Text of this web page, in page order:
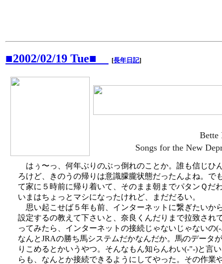
■2002/02/19 Tue■ [長年日記]
Bette
Songs for the New
はぅ〜っ、何年ぶりのぶっ倒れのことか。誰も信じひ
ろけど、きのうの帰りは意識朦朧状態だったんよね。で
て家に５時前に帰り着いて、そのまま朝までパタンＱだ
いまはちょっとマシになったけれど、まだだるい。
思い起こせば５年も前、インターネットに繋ぎたいか
設定するの教えて下さいと、奈良くんだりまで拉致され
ってみたら、インターネットの接続じゃないじゃない
なんとJRAの勝ち馬システムだかなんだか。馬のデータ
りこめるとかいうやつ。そんなもん知らんわい(-"-)と言
らも、なんとか接続できるようにしてやった。その作業